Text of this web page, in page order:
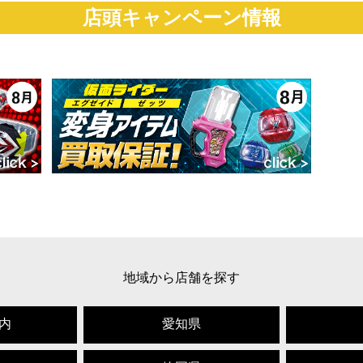
店頭キャンペーン情報
地域から店舗を探す
愛知県